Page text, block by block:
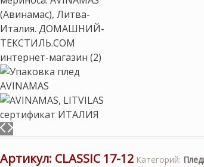
Артикул: CLASSIC 17-12 Категорий: